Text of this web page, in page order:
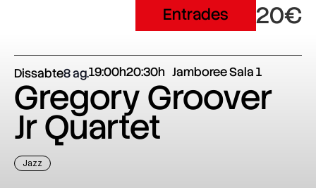
Entrades 20€
Dissabte8 ag.19:00h20:30h Jamboree Sala 1
Gregory Groover
Jr Quartet
Jazz